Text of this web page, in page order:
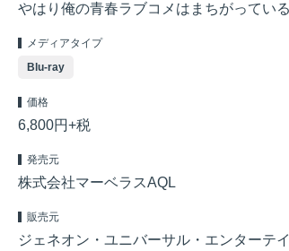
やはり俺の青春ラブコメはまちがってい
メディアタイプ
Blu-ray
価格
6,800円+税
発売元
株式会社マーベラスAQL
販売元
ジェネオン・ユニバーサル・エンターテ